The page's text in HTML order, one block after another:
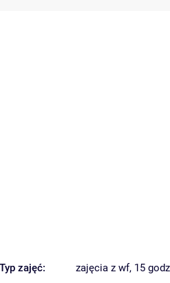
Typ zajęć: zajęcia z wf, 15